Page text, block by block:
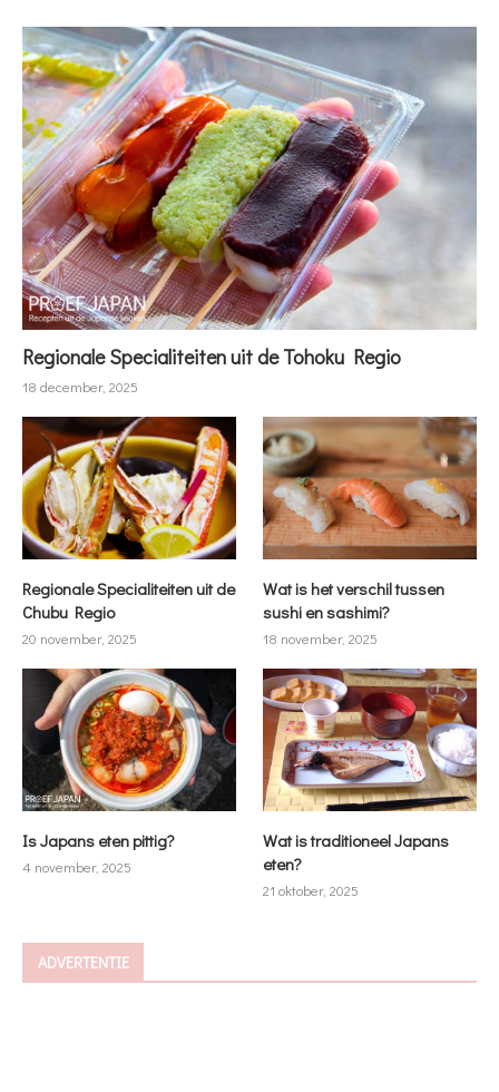
Regionale Specialiteiten uit de Tohoku Regio
18 december, 2025
Regionale Specialiteiten uit de
Chubu Regio
20 november, 2025
Wat is het verschil tussen
sushi en sashimi?
18 november, 2025
Is Japans eten pittig?
4 november, 2025
Wat is traditioneel Japans
eten?
21 oktober, 2025
ADVERTENTIE